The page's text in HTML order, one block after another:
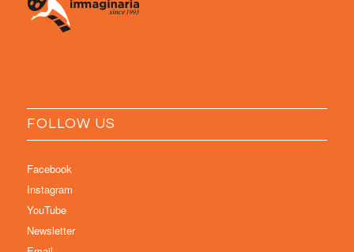
FOLLOW US
Facebook
Instagram
YouTube
Newsletter